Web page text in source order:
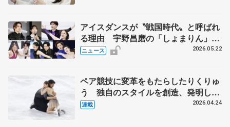
アイスダンスが〝戦国時代〟と呼ばれ
る理由 宇野昌磨の「しょまりん」ら
実力者が相次いで参戦 国内の競争激
ニュース 2026.05.22
ペア競技に変革をもたらしたりくりゅ
う 独自のスタイルを創造、発明した
【引退発表後②】
連載 2026.04.24